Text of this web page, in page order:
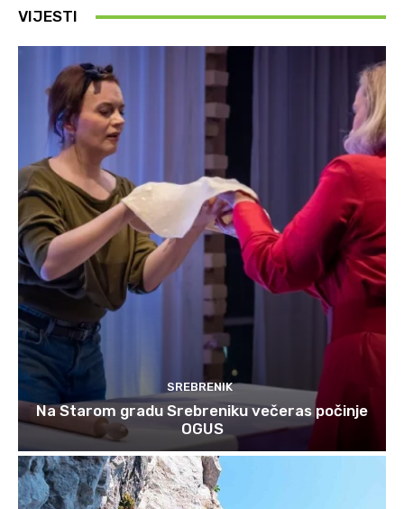
VIJESTI
SREBRENIK
Na Starom gradu Srebreniku večeras počinje
OGUS